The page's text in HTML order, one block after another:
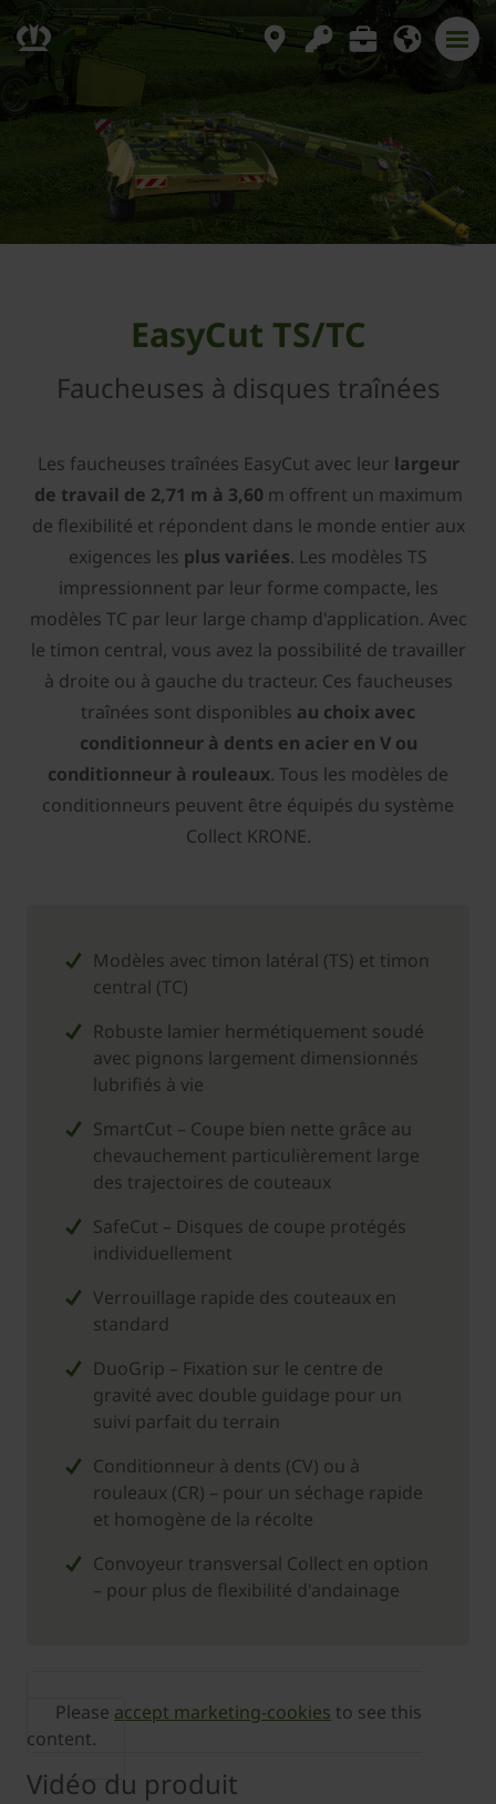
EasyCut TS/TC
Faucheuses à disques traînées
Les faucheuses traînées EasyCut avec leur largeur
de travail de 2,71 m à 3,60 m offrent un maximum
de flexibilité et répondent dans le monde entier aux
exigences les plus variées. Les modèles TS
impressionnent par leur forme compacte, les
modèles TC par leur large champ d'application. Avec
le timon central, vous avez la possibilité de travailler
à droite ou à gauche du tracteur. Ces faucheuses
traînées sont disponibles au choix avec
conditionneur à dents en acier en V ou
conditionneur à rouleaux. Tous les modèles de
conditionneurs peuvent être équipés du système
Collect ­KRONE.
Modèles avec timon latéral (TS) et timon
central (TC)
Robuste lamier hermétiquement soudé
avec pignons largement dimensionnés
lubrifiés à vie
SmartCut – Coupe bien nette grâce au
chevauchement particulièrement large
des trajectoires de couteaux
SafeCut – Disques de coupe protégés
individuellement
Verrouillage rapide des couteaux en
standard
DuoGrip – Fixation sur le centre de
gravité avec double guidage pour un
suivi parfait du terrain
Conditionneur à dents (CV) ou à
rouleaux (CR) – pour un séchage rapide
et homogène de la récolte
Convoyeur transversal Collect en option
– pour plus de flexibilité d'andainage
Please accept marketing-cookies to see this
content.
Vidéo du produit